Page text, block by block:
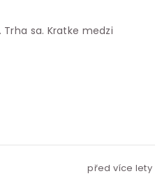
sa. Kratke medzi
před více lety